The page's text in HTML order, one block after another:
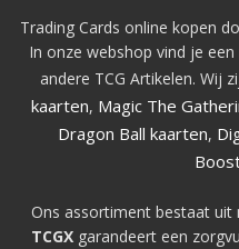
Trading Cards online kopen
In onze webshop vind je
andere TCG Artikelen. Wij
kaarten, Magic The
Dragon Ball kaarten,
Ons assortiment bestaat uit
TCGXgarandeert een